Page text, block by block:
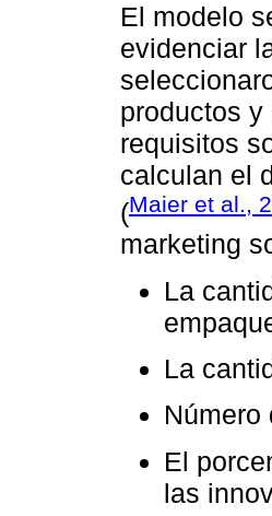
El modelo
evidenciar
productos
requisitos
calculan el
(Maier et al.,
marketing
La
La
Número
El
las